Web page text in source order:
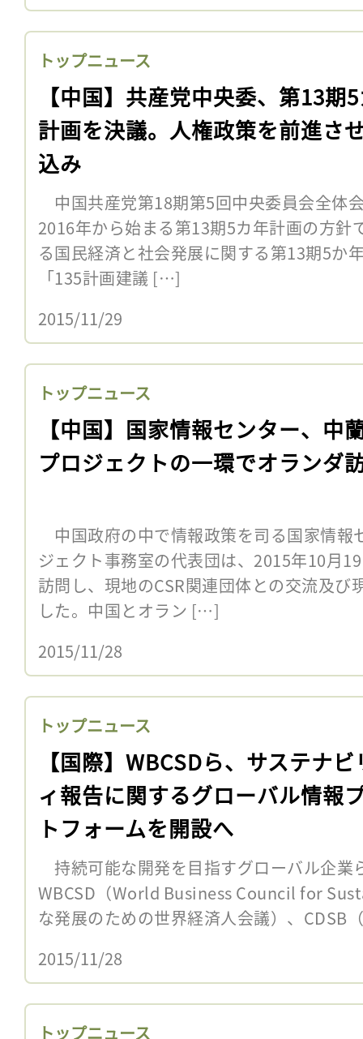
トップニュース
【中国】共産党中央委、第13期
計画を決議。人権政策を前進さ
込み
中国共産党第18期第5回中央委員会全体
2016年から始まる第13期5カ年計画の方針
る国民経済と社会発展に関する第13期5か
「135計画建議 […]
2015/11/29
トップニュース
【中国】国家情報センター、中
プロジェクトの一環でオランダ
中国政府の中で情報政策を司る国家情報
ジェクト事務室の代表団は、2015年10月
訪問し、現地のCSR関連団体との交流及び
した。中国とオラン […]
2015/11/28
トップニュース
【国際】WBCSDら、サステナ
ィ報告に関するグローバル情報
トフォームを開設へ
持続可能な開発を目指すグローバル企業
WBCSD（World Business Council for
な発展のための世界経済人会議）、
2015/11/28
トップニュース